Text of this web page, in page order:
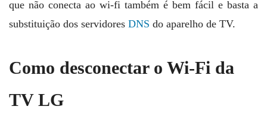
que não conecta ao wi-fi também é bem fácil e basta a
substituição dos servidores DNS do aparelho de TV.
Como desconectar o Wi-Fi da
TV LG